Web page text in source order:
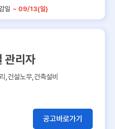
일 ~ 09/13(일)
관리자
,건설노무,건축설비
공고바로가기